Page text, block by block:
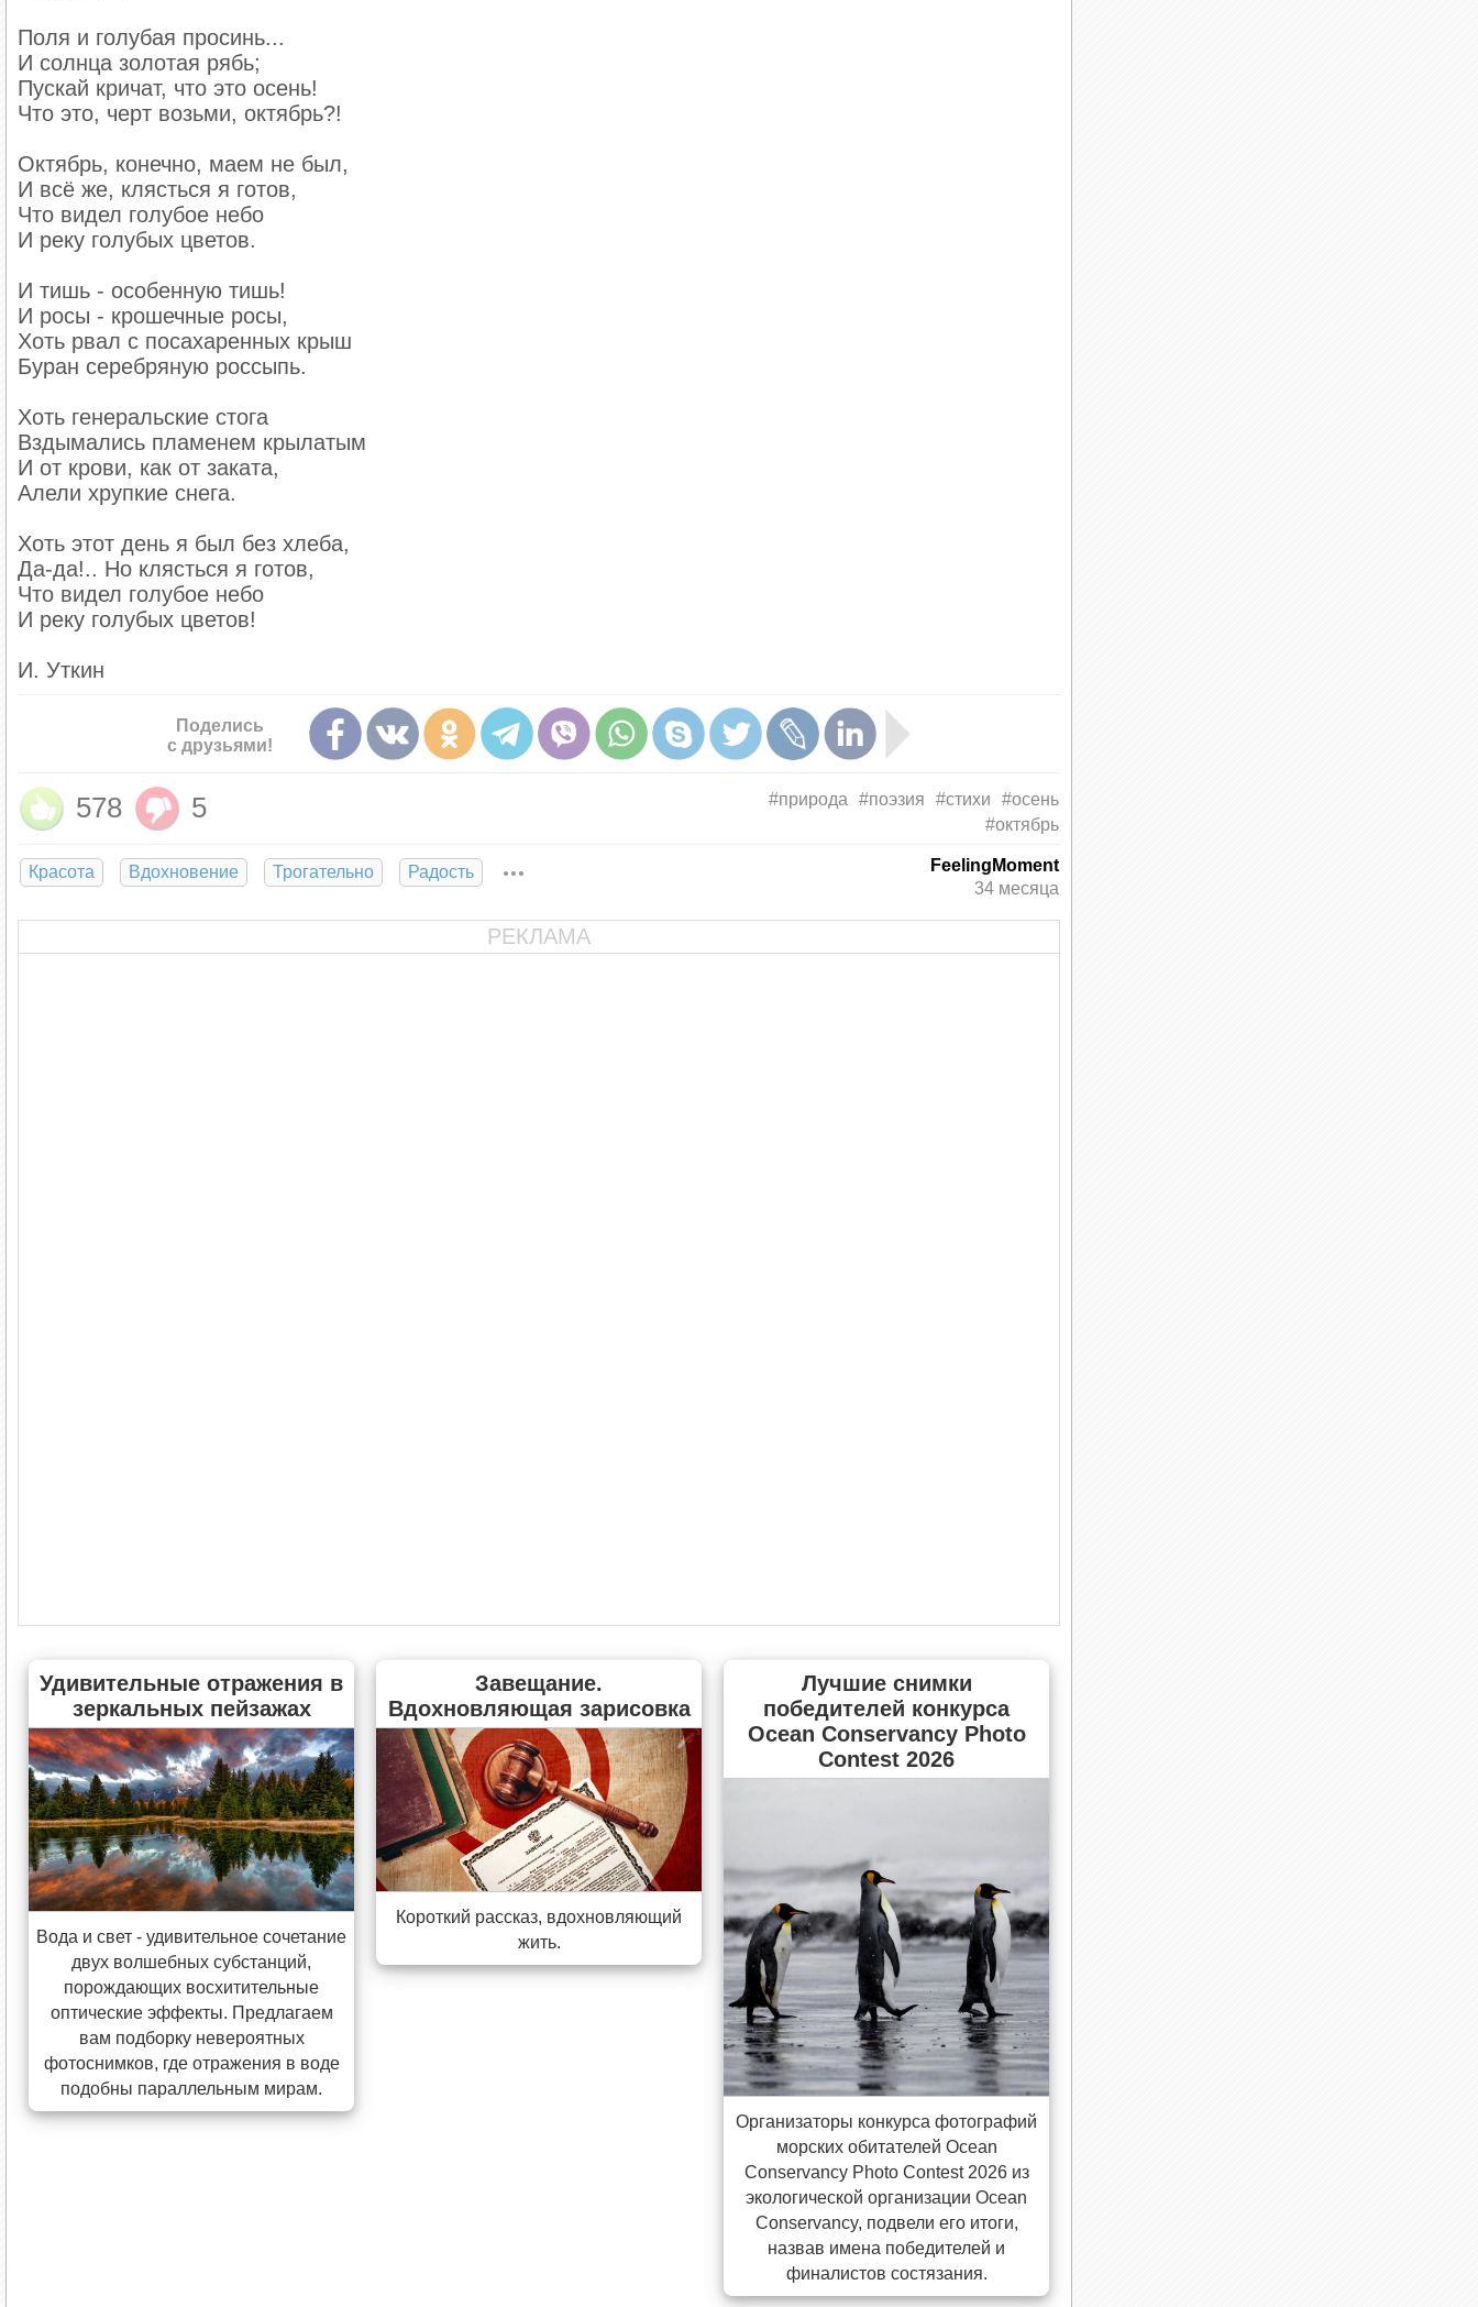
Поля и голубая просинь...
И солнца золотая рябь;
Пускай кричат, что это осень!
Что это, черт возьми, октябрь?!
Октябрь, конечно, маем не был,
И всё же, клясться я готов,
Что видел голубое небо
И реку голубых цветов.
И тишь - особенную тишь!
И росы - крошечные росы,
Хоть рвал с посахаренных крыш
Буран серебряную россыпь.
Хоть генеральские стога
Вздымались пламенем крылатым
И от крови, как от заката,
Алели хрупкие снега.
Хоть этот день я был без хлеба,
Да-да!.. Но клясться я готов,
Что видел голубое небо
И реку голубых цветов!
И. Уткин
Поделись
с друзьями!
578 5 #природа #поэзия #стихи
#осень
#октябрь
Красота Вдохновение Трогательно Радость
FeelingMoment
34 месяца
РЕКЛАМА
Удивительные отражения в
зеркальных пейзажах
Вода и свет - удивительное сочетание
двух волшебных субстанций,
порождающих восхитительные
оптические эффекты. Предлагаем
вам подборку невероятных
фотоснимков, где отражения в воде
подобны параллельным мирам.
Завещание.
Вдохновляющая зарисовка
Короткий рассказ, вдохновляющий
жить.
Лучшие снимки
победителей конкурса
Ocean Conservancy Photo
Contest 2026
Организаторы конкурса фотографий
морских обитателей Ocean
Conservancy Photo Contest 2026 из
экологической организации Ocean
Conservancy, подвели его итоги,
назвав имена победителей и
финалистов состязания.